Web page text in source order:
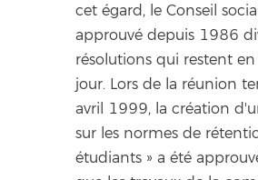
cet égard, le Conseil
approuvé depuis 1986
résolutions qui restent
jour. Lors de la réunion
avril 1999, la création
sur les normes de
étudiants » a été